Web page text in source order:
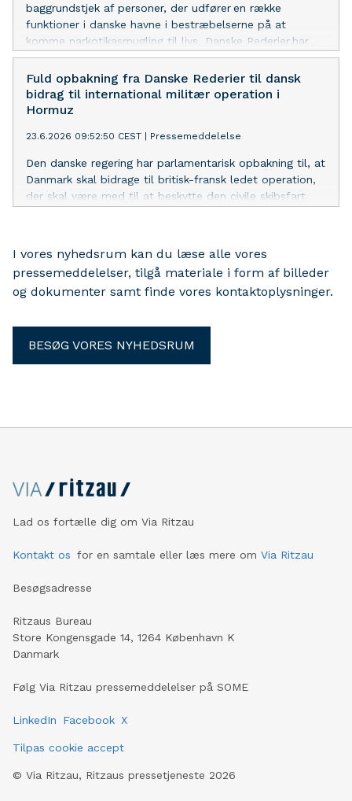
baggrundstjek af personer, der udfører en række
funktioner i danske havne i bestræbelserne på at
komme narkotikasmugling til livs. Danske Rederier har
længe arbejdet for skærpede regler på området og hilser
derfor regeringens forslag velkommen.
Fuld opbakning fra Danske Rederier til dansk
bidrag til international militær operation i
Hormuz
23.6.2026 09:52:50 CEST | Pressemeddelelse
Den danske regering har parlamentarisk opbakning til, at
Danmark skal bidrage til britisk-fransk ledet operation,
der skal være med til at beskytte den civile skibsfart
I vores nyhedsrum kan du læse alle vores
pressemeddelelser, tilgå materiale i form af billeder
og dokumenter samt finde vores kontaktoplysninger.
BESØG VORES NYHEDSRUM
Lad os fortælle dig om Via Ritzau
Kontakt os for en samtale eller læs mere om Via Ritzau
Besøgsadresse
Ritzaus Bureau
Store Kongensgade 14, 1264 København K
Danmark
Følg Via Ritzau pressemeddelelser på SOME
LinkedIn Facebook X
Tilpas cookie accept
© Via Ritzau, Ritzaus pressetjeneste 2026